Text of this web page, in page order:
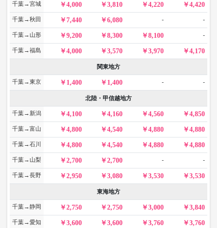
千葉→宮城 4,000 3,810 4,220 4,420
千葉→秋田 7,440 6,080 - -
千葉→山形 9,200 8,300 8,100 -
千葉→福島 4,000 3,570 3,970 4,170
関東地方
千葉→東京 1,400 1,400 - -
北陸・甲信越地方
千葉→新潟 4,100 4,160 4,560 4,850
千葉→富山 4,800 4,540 4,880 4,880
千葉→石川 4,800 4,540 4,880 4,880
千葉→山梨 2,700 2,700 - -
千葉→長野 2,950 3,080 3,530 3,530
東海地方
千葉→静岡 2,750 2,750 3,000 3,840
千葉→愛知 3,600 3,600 3,760 3,760